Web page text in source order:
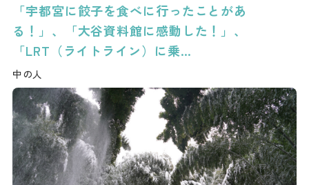
「宇都宮に餃子を食べに行ったことがあ
る！」、「大谷資料館に感動した！」、
「LRT（ライトライン）に乗…
中の人